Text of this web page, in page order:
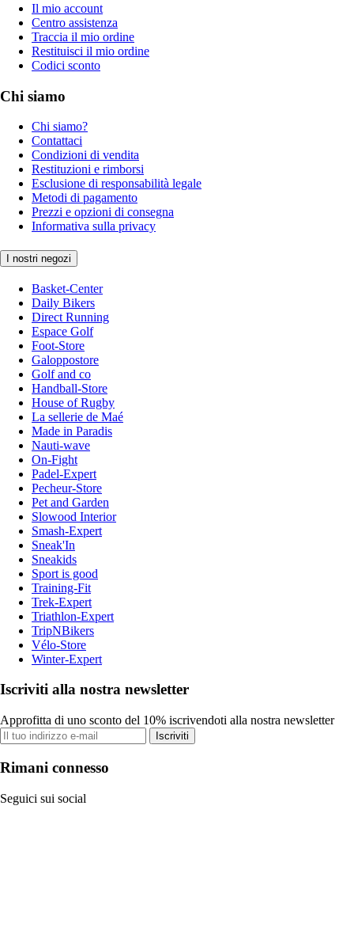
Il mio account
Centro assistenza
Traccia il mio ordine
Restituisci il mio ordine
Codici sconto
Chi siamo
Chi siamo?
Contattaci
Condizioni di vendita
Restituzioni e rimborsi
Esclusione di responsabilità legale
Metodi di pagamento
Prezzi e opzioni di consegna
Informativa sulla privacy
I nostri negozi
Basket-Center
Daily Bikers
Direct Running
Espace Golf
Foot-Store
Galoppostore
Golf and co
Handball-Store
House of Rugby
La sellerie de Maé
Made in Paradis
Nauti-wave
On-Fight
Padel-Expert
Pecheur-Store
Pet and Garden
Slowood Interior
Smash-Expert
Sneak'In
Sneakids
Sport is good
Training-Fit
Trek-Expert
Triathlon-Expert
TripNBikers
Vélo-Store
Winter-Expert
Iscriviti alla nostra newsletter
Approfitta di uno sconto del 10% iscrivendoti alla nostra newsletter
Iscriviti
Rimani connesso
Seguici sui social